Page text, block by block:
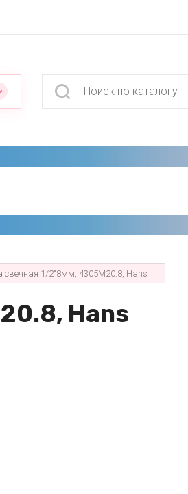
свечная 1/2"8мм, 4305M20.8, Hans
Hans